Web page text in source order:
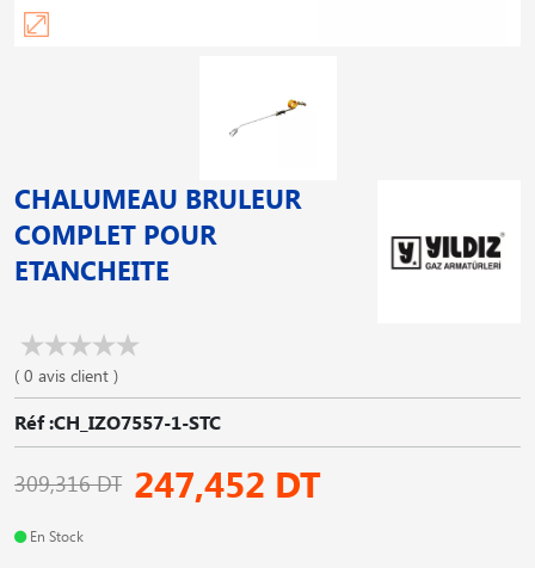
CHALUMEAU BRULEUR
COMPLET POUR
ETANCHEITE
( 0 avis client )
Réf :CH_IZO7557-1-STC
309,316 DT 247,452 DT
En Stock